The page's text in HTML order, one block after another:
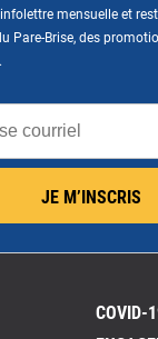
mensuelle et
Pare-Brise, des
JE M’INSCRIS
COVID-